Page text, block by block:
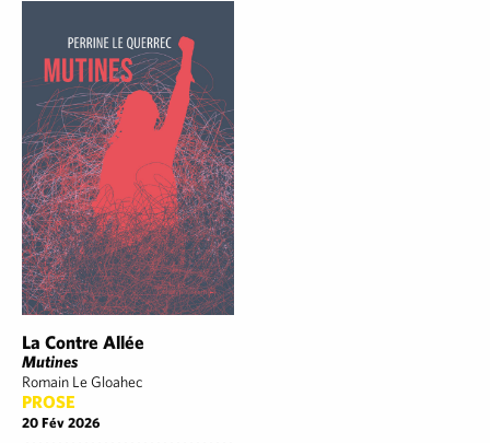
La Contre Allée
Mutines
Romain Le Gloahec
PROSE
20 Fév 2026